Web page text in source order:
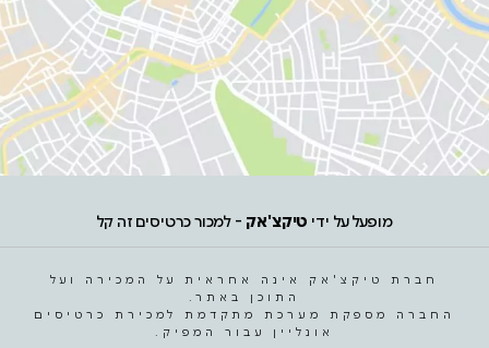
מופעל על ידי טיקצ'אק - למכור כרטיסים זה קל
חברת טיקצ'אק אינה אחראית על המכירה ועל
התוכן באתר.
החברה מספקת מערכת מתקדמת למכירת כרטיסים
אונליין עבור המפיק.